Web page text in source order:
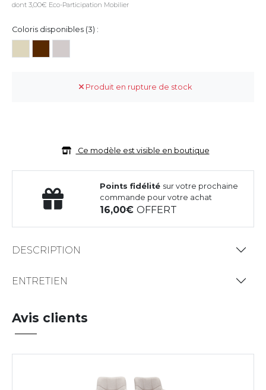
dont 3,00€ Eco-Participation Mobilier
Coloris disponibles (3) :
Produit en rupture de stock
Ce modèle est visible en boutique
Points fidélité sur votre prochaine
commande pour votre achat
16,00OFFERT
DESCRIPTION
ENTRETIEN
Avis clients